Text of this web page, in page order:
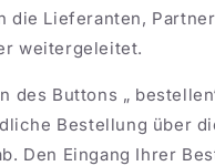
die Lieferanten,
weitergeleitet.
des Buttons „
Bestellung über
Den Eingang Ihrer